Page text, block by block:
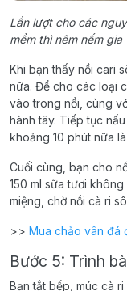
Lần lượt cho các
mềm thì nêm nếm
Khi bạn thấy nồi cari
nữa. Để cho các loại
vào trong nồi, cùng
hành tây. Tiếp tục
khoảng 10 phút nữa
Cuối cùng, bạn cho
150 ml sữa tươi
miệng, chờ nồi cà ri
>> Mua chảo vân đá
Bước 5: Trình
Bạn tắt bếp, múc cà